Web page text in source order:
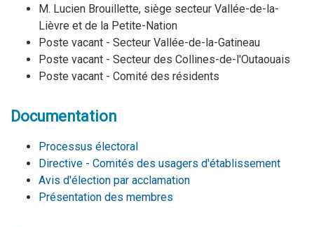
M. Lucien Brouillette, siège secteur Vallée-de-la-
Lièvre et de la Petite-Nation
Poste vacant - Secteur Vallée-de-la-Gatineau
Poste vacant - Secteur des Collines-de-l'Outaouais
Poste vacant - Comité des résidents
Documentation
Processus électoral
Directive - Comités des usagers d'établissement
Avis d'élection par acclamation
Présentation des membres